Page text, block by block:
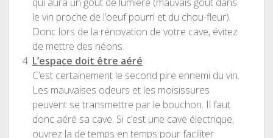
le vin proche de l’oeuf pourri et du chou-fleur).
Donc lors de la rénovation de votre cave, évitez
de mettre des néons.
L’espace doit être aéré
C’est certainement le second pire ennemi du vin.
Les mauvaises odeurs et les moisissures
peuvent se transmettre par le bouchon. Il faut
donc aéré sa cave. Si c’est une cave électrique,
ouvrez la de temps en temps pour faciliter